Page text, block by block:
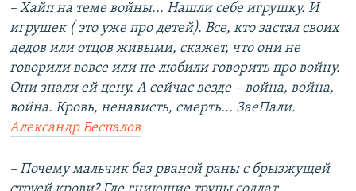
– Хайп на теме войны... Нашли себе игрушку. И
игрушек ( это уже про детей). Все, кто застал своих
дедов или отцов живыми, скажет, что они не
говорили вовсе или не любили говорить про войну.
Они знали ей цену. А сейчас везде – война, война,
война. Кровь, ненависть, смерть... ЗаеПали.
Александр Беспалов
– Почему мальчик без рваной раны с брызжущей